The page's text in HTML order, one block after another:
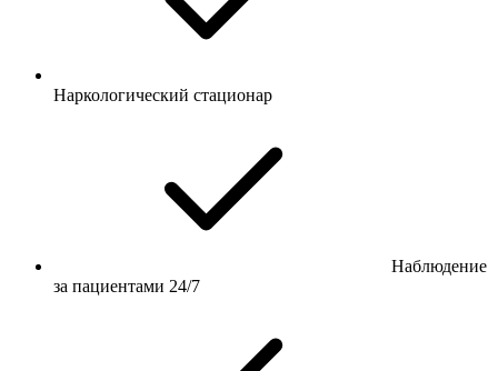
Наркологический стационар
Наблюдение
за пациентами 24/7